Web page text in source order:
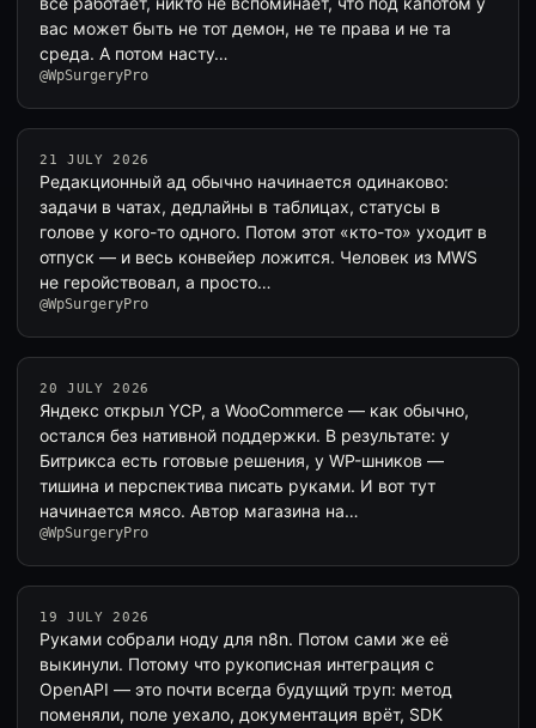
вас может быть не тот демон, не те права и не та
среда. А потом насту…
@WpSurgeryPro
21 JULY 2026
Редакционный ад обычно начинается одинаково:
задачи в чатах, дедлайны в таблицах, статусы в
голове у кого-то одного. Потом этот «кто-то» уходит в
отпуск — и весь конвейер ложится. Человек из MWS
не геройствовал, а просто…
@WpSurgeryPro
20 JULY 2026
Яндекс открыл YCP, а WooCommerce — как обычно,
остался без нативной поддержки. В результате: у
Битрикса есть готовые решения, у WP-шников —
тишина и перспектива писать руками. И вот тут
начинается мясо. Автор магазина на…
@WpSurgeryPro
19 JULY 2026
Руками собрали ноду для n8n. Потом сами же её
выкинули. Потому что рукописная интеграция с
OpenAPI — это почти всегда будущий труп: метод
поменяли, поле уехало, документация врёт, SDK